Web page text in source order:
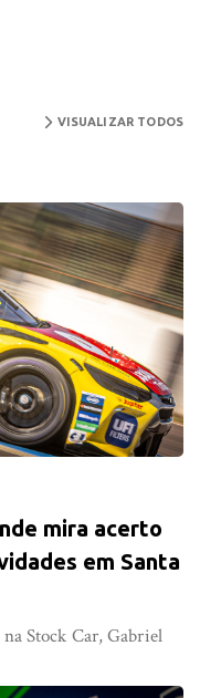
VISUALIZAR TODOS
mira acerto
em Santa
Stock Car, Gabriel